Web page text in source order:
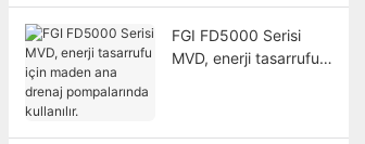
Dönüştürüyor
FGI FD5000 Serisi
MVD, enerji tasarrufu